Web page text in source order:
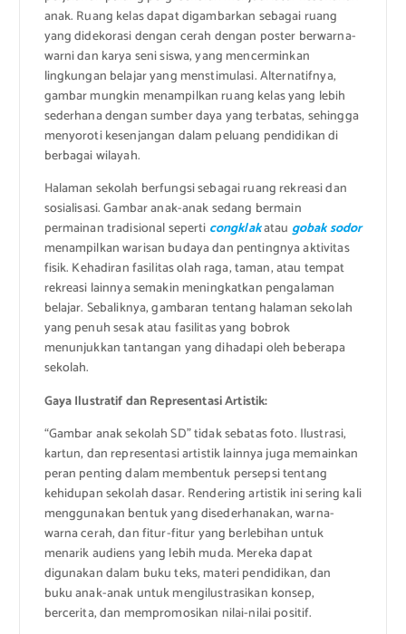
anak. Ruang kelas dapat digambarkan sebagai ruang
yang didekorasi dengan cerah dengan poster berwarna-
warni dan karya seni siswa, yang mencerminkan
lingkungan belajar yang menstimulasi. Alternatifnya,
gambar mungkin menampilkan ruang kelas yang lebih
sederhana dengan sumber daya yang terbatas, sehingga
menyoroti kesenjangan dalam peluang pendidikan di
berbagai wilayah.
Halaman sekolah berfungsi sebagai ruang rekreasi dan
sosialisasi. Gambar anak-anak sedang bermain
permainan tradisional seperti congklakatau gobak sodor
menampilkan warisan budaya dan pentingnya aktivitas
fisik. Kehadiran fasilitas olah raga, taman, atau tempat
rekreasi lainnya semakin meningkatkan pengalaman
belajar. Sebaliknya, gambaran tentang halaman sekolah
yang penuh sesak atau fasilitas yang bobrok
menunjukkan tantangan yang dihadapi oleh beberapa
sekolah.
Gaya Ilustratif dan Representasi Artistik:
“Gambar anak sekolah SD” tidak sebatas foto. Ilustrasi,
kartun, dan representasi artistik lainnya juga memainkan
peran penting dalam membentuk persepsi tentang
kehidupan sekolah dasar. Rendering artistik ini sering kali
menggunakan bentuk yang disederhanakan, warna-
warna cerah, dan fitur-fitur yang berlebihan untuk
menarik audiens yang lebih muda. Mereka dapat
digunakan dalam buku teks, materi pendidikan, dan
buku anak-anak untuk mengilustrasikan konsep,
bercerita, dan mempromosikan nilai-nilai positif.